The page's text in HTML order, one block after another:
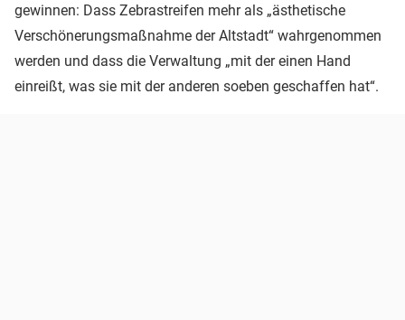
gewinnen: Dass Zebrastreifen mehr als „ästhetische
Verschönerungsmaßnahme der Altstadt“ wahrgenommen
werden und dass die Verwaltung „mit der einen Hand
einreißt, was sie mit der anderen soeben geschaffen hat“.